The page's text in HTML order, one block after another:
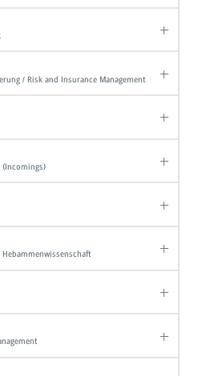
/ Risk and Insurance Management